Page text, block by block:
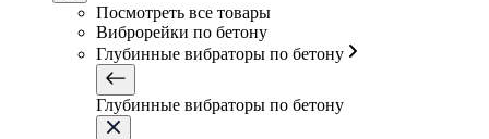
Посмотреть все товары
Виброрейки по бетону
Глубинные вибраторы по бетону
Глубинные вибраторы по бетону